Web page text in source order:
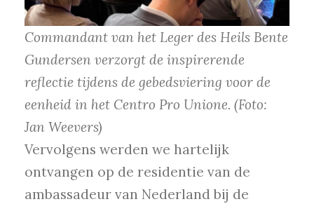
Commandant van het Leger des Heils Bente
Gundersen verzorgt de inspirerende
reflectie tijdens de gebedsviering voor de
eenheid in het Centro Pro Unione. (Foto:
Jan Weevers)
Vervolgens werden we hartelijk
ontvangen op de residentie van de
ambassadeur van Nederland bij de